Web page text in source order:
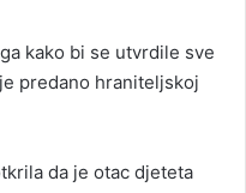
kako bi se utvrdile sve
predano hraniteljskoj
da je otac djeteta